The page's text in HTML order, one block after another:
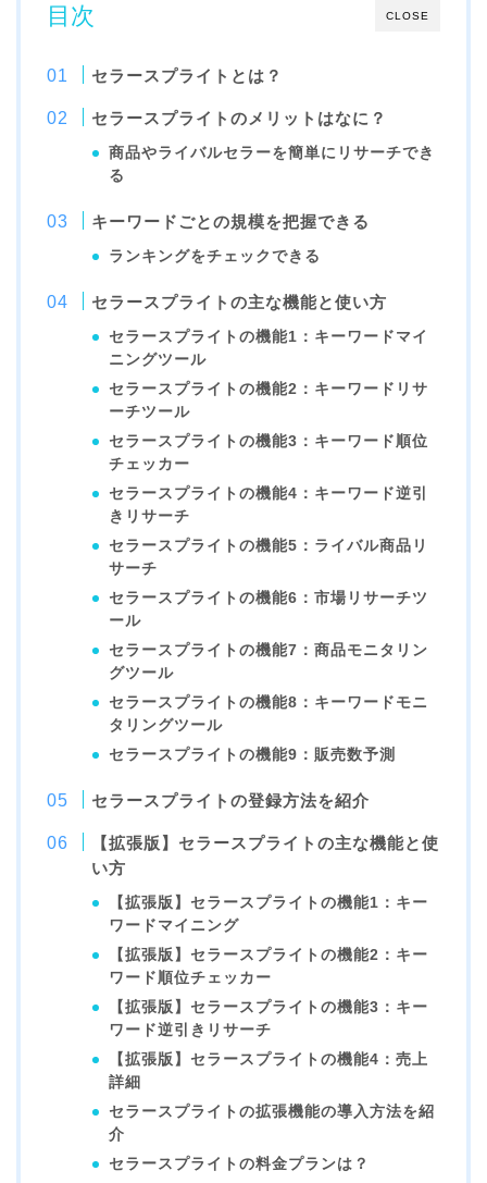
CLOSE
目次
セラースプライトとは？
セラースプライトのメリットはなに？
商品やライバルセラーを簡単にリサーチでき
る
キーワードごとの規模を把握できる
ランキングをチェックできる
セラースプライトの主な機能と使い方
セラースプライトの機能1：キーワードマイ
ニングツール
セラースプライトの機能2：キーワードリサ
ーチツール
セラースプライトの機能3：キーワード順位
チェッカー
セラースプライトの機能4：キーワード逆引
きリサーチ
セラースプライトの機能5：ライバル商品リ
サーチ
セラースプライトの機能6：市場リサーチツ
ール
セラースプライトの機能7：商品モニタリン
グツール
セラースプライトの機能8：キーワードモニ
タリングツール
セラースプライトの機能9：販売数予測
セラースプライトの登録方法を紹介
【拡張版】セラースプライトの主な機能と使
い方
【拡張版】セラースプライトの機能1：キー
ワードマイニング
【拡張版】セラースプライトの機能2：キー
ワード順位チェッカー
【拡張版】セラースプライトの機能3：キー
ワード逆引きリサーチ
【拡張版】セラースプライトの機能4：売上
詳細
セラースプライトの拡張機能の導入方法を紹
介
セラースプライトの料金プランは？